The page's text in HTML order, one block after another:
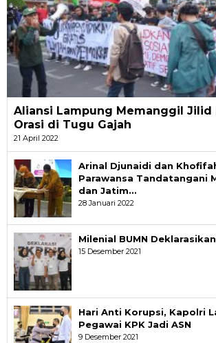
Aliansi Lampung Memanggil Jilid
Orasi di Tugu Gajah
21 April 2022
Arinal Djunaidi dan
Parawansa Tandatangani
dan Jatim…
28 Januari 2022
Milenial BUMN
15 Desember 2021
Hari Anti Korupsi, Kapolri
Pegawai KPK Jadi ASN
9 Desember 2021